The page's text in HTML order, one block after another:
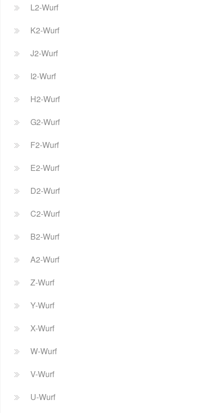
L2-Wurf
K2-Wurf
J2-Wurf
I2-Wurf
H2-Wurf
G2-Wurf
F2-Wurf
E2-Wurf
D2-Wurf
C2-Wurf
B2-Wurf
A2-Wurf
Z-Wurf
Y-Wurf
X-Wurf
W-Wurf
V-Wurf
U-Wurf